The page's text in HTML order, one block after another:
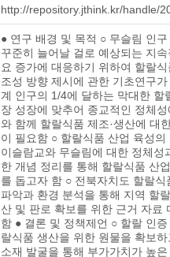
http://repository.jthink.kr/handle/
● 연구 배경 및 목적 ○ 무슬림 인
꾸준히 늘어날 걸로 예상되는 지
요 증가에 대응하기 위하여 할랄
조성 방향 제시에 관한 기초연구
계 인구의 1/4에 달하는 막대한 할
장 성장에 맞추어 종교적인 정체
와 함께 할랄식품 제조·생산에 대
이 필요함 ○ 할랄식품 산업 육성의
이슬람교와 무슬림에 대한 정체성
한 개념 정리를 통해 할랄식품 산
를 돕고자 함 ○ 전북자치도 할랄식
파악과 환경 분석을 통해 지역 할
산 및 판로 확보를 위한 근거 자료
함 ● 결론 및 정책제언 ○ 할랄 인
랄식품 생산을 위한 원물을 확보
소재 발굴을 통해 부가가치가 높